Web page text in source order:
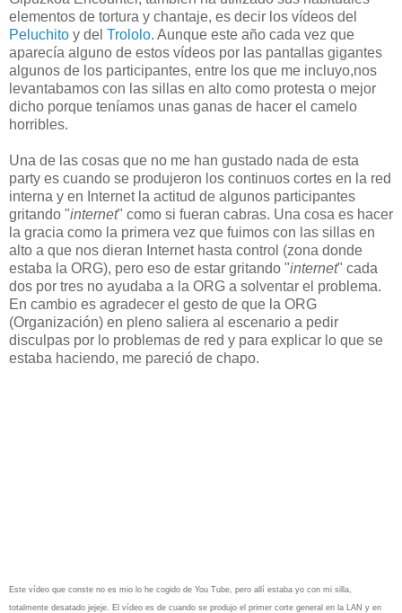
elementos de tortura y chantaje, es decir los vídeos del
Peluchito y del Trololo. Aunque este año cada vez que
aparecía alguno de estos vídeos por las pantallas gigantes
algunos de los participantes, entre los que me incluyo,nos
levantabamos con las sillas en alto como protesta o mejor
dicho porque teníamos unas ganas de hacer el camelo
horribles.
Una de las cosas que no me han gustado nada de esta
party es cuando se produjeron los continuos cortes en la red
interna y en Internet la actitud de algunos participantes
gritando "internet" como si fueran cabras. Una cosa es hacer
la gracia como la primera vez que fuimos con las sillas en
alto a que nos dieran Internet hasta control (zona donde
estaba la ORG), pero eso de estar gritando "internet" cada
dos por tres no ayudaba a la ORG a solventar el problema.
En cambio es agradecer el gesto de que la ORG
(Organización) en pleno saliera al escenario a pedir
disculpas por lo problemas de red y para explicar lo que se
estaba haciendo, me pareció de chapo.
Este vídeo que conste no es mio lo he cogido de You Tube, pero allí estaba yo con mi silla,
totalmente desatado jejeje. El vídeo es de cuando se produjo el primer corte general en la LAN y en